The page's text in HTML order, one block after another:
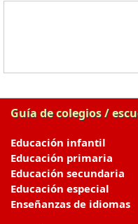
Guía de colegios /
Educación infantil
Educación primaria
Educación secundaria
Educación especial
Enseñanzas de idiomas